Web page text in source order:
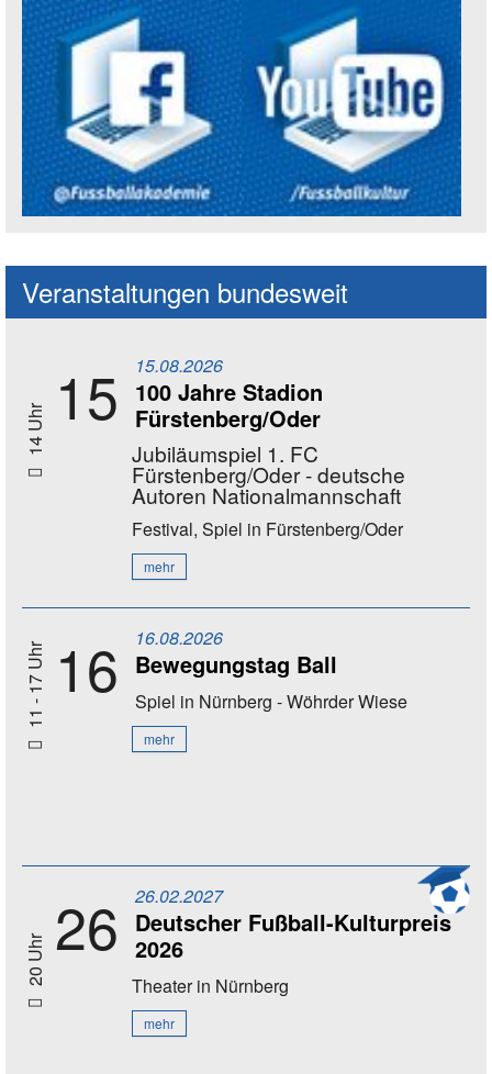
Veranstaltungen bundesweit
14 Uhr 15 15.08.2026
100 Jahre Stadion
Fürstenberg/Oder
Jubiläumspiel 1. FC
Fürstenberg/Oder - deutsche
Autoren Nationalmannschaft
Festival, Spiel in Fürstenberg/Oder
mehr
11 - 17 Uhr 16 16.08.2026
Bewegungstag Ball
Spiel in Nürnberg - Wöhrder Wiese
mehr
20 Uhr 26 26.02.2027
Deutscher Fußball-Kulturpreis
2026
Theaterin Nürnberg
mehr